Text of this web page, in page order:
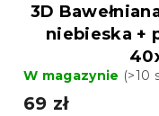
3D
niebieska +
W magazynie (>10
69 zł